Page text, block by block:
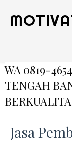
WA 0819-
TENGAH
Jasa